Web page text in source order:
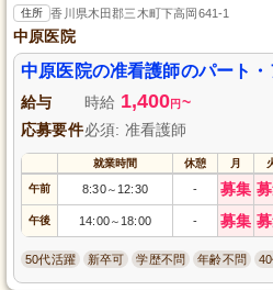
住所 香川県木田郡三木町下高岡641-1
中原医院
中原医院の准看護師のパート
給与 時給 1,400円 ~
応募要件必須: 准看護師
就業時間 休憩 月
午前 8:30～ 12:30 - 募集
午後 14:00～ 18:00 - 募集
50代活躍 新卒可 学歴不問 年齢不問